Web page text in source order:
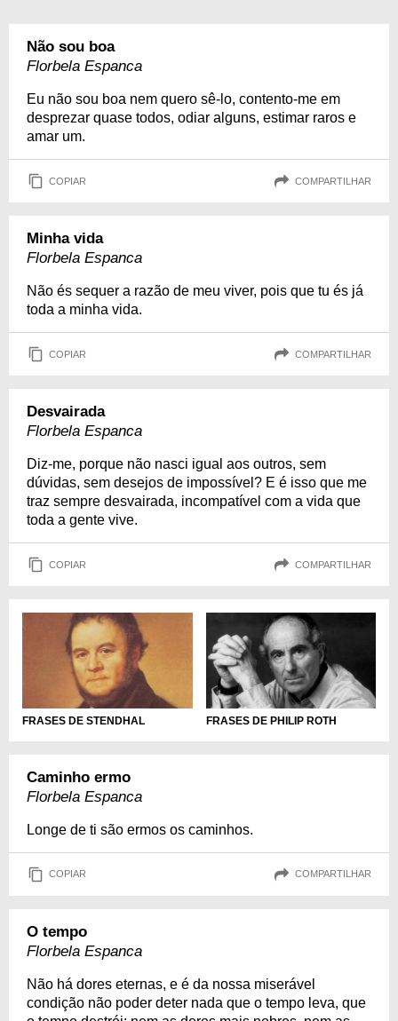
Não sou boa
Florbela Espanca
Eu não sou boa nem quero sê-lo, contento-me em
desprezar quase todos, odiar alguns, estimar raros e
amar um.
COPIAR COMPARTILHAR
Minha vida
Florbela Espanca
Não és sequer a razão de meu viver, pois que tu és já
toda a minha vida.
COPIAR COMPARTILHAR
Desvairada
Florbela Espanca
Diz-me, porque não nasci igual aos outros, sem
dúvidas, sem desejos de impossível? E é isso que me
traz sempre desvairada, incompatível com a vida que
toda a gente vive.
COPIAR COMPARTILHAR
FRASES DE STENDHAL FRASES DE PHILIP ROTH
Caminho ermo
Florbela Espanca
Longe de ti são ermos os caminhos.
COPIAR COMPARTILHAR
O tempo
Florbela Espanca
Não há dores eternas, e é da nossa miserável
condição não poder deter nada que o tempo leva, que